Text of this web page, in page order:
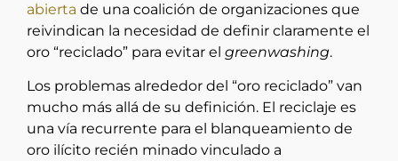
abierta de una coalición de organizaciones que
reivindican la necesidad de definir claramente el
oro “reciclado” para evitar el greenwashing.
Los problemas alrededor del “oro reciclado” van
mucho más allá de su definición. El reciclaje es
una vía recurrente para el blanqueamiento de
oro ilícito recién minado vinculado a